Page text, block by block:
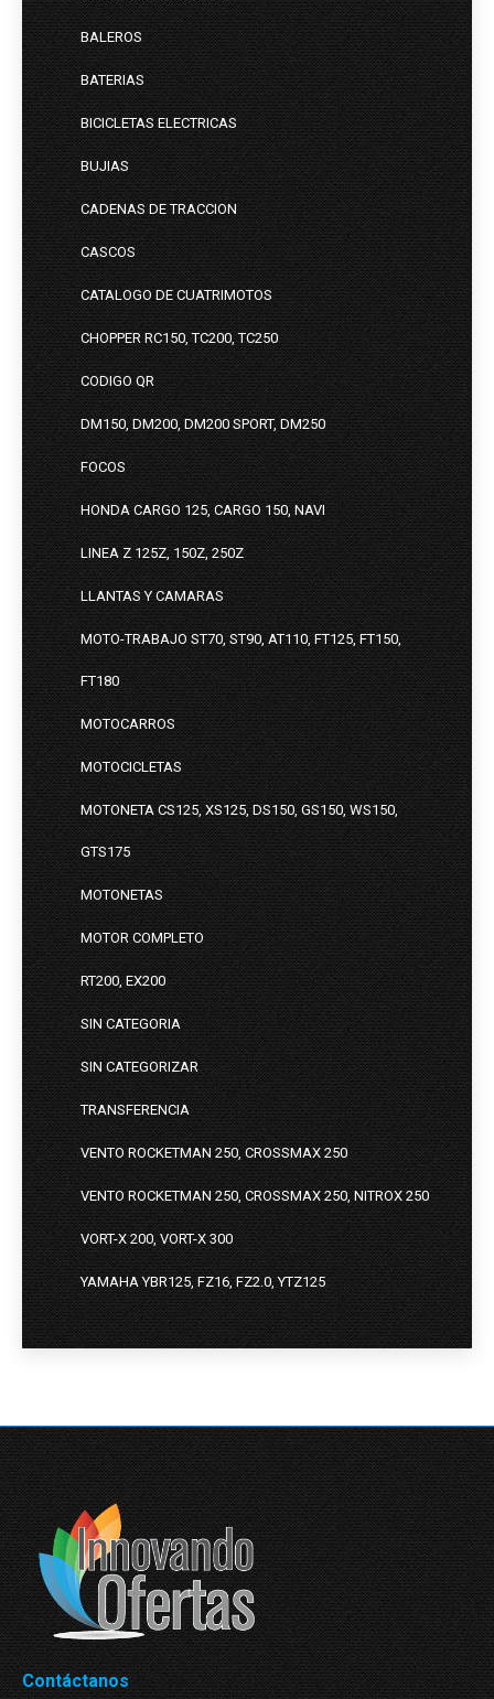
BALEROS
BATERIAS
BICICLETAS ELECTRICAS
BUJIAS
CADENAS DE TRACCION
CASCOS
CATALOGO DE CUATRIMOTOS
CHOPPER RC150, TC200, TC250
CODIGO QR
DM150, DM200, DM200 SPORT, DM250
FOCOS
HONDA CARGO 125, CARGO 150, NAVI
LINEA Z 125Z, 150Z, 250Z
LLANTAS Y CAMARAS
MOTO-TRABAJO ST70, ST90, AT110, FT125, FT150,
FT180
MOTOCARROS
MOTOCICLETAS
MOTONETA CS125, XS125, DS150, GS150, WS150,
GTS175
MOTONETAS
MOTOR COMPLETO
RT200, EX200
SIN CATEGORIA
SIN CATEGORIZAR
TRANSFERENCIA
VENTO ROCKETMAN 250, CROSSMAX 250
VENTO ROCKETMAN 250, CROSSMAX 250, NITROX 250
VORT-X 200, VORT-X 300
YAMAHA YBR125, FZ16, FZ2.0, YTZ125
Contáctanos